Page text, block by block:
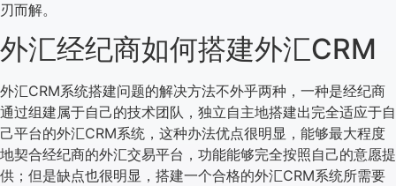
刃而解。
外汇经纪商如何搭建外汇CRM
外汇CRM系统搭建问题的解决方法不外乎两种，一种是经纪商
通过组建属于自己的技术团队，独立自主地搭建出完全适应于自
己平台的外汇CRM系统，这种办法优点很明显，能够最大程度
地契合经纪商的外汇交易平台，功能能够完全按照自己的意愿提
供；但是缺点也很明显，搭建一个合格的外汇CRM系统所需要